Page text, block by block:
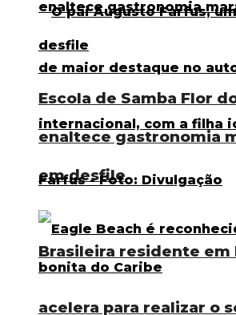
Escola de Samba Flor
enaltece gastronomia
em desfile
Brasileira residente em
acelera para realizar o